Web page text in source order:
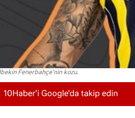
Fenerbahçe'nin kozu.
10Haber'i Google'da takip edin